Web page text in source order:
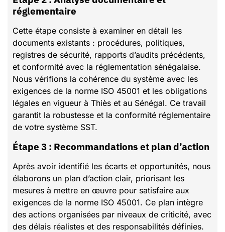
réglementaire
Cette étape consiste à examiner en détail les
documents existants : procédures, politiques,
registres de sécurité, rapports d’audits précédents,
et conformité avec la réglementation sénégalaise.
Nous vérifions la cohérence du système avec les
exigences de la norme ISO 45001 et les obligations
légales en vigueur à Thiès et au Sénégal. Ce travail
garantit la robustesse et la conformité réglementaire
de votre système SST.
Étape 3 : Recommandations et plan d’action
Après avoir identifié les écarts et opportunités, nous
élaborons un plan d’action clair, priorisant les
mesures à mettre en œuvre pour satisfaire aux
exigences de la norme ISO 45001. Ce plan intègre
des actions organisées par niveaux de criticité, avec
des délais réalistes et des responsabilités définies.